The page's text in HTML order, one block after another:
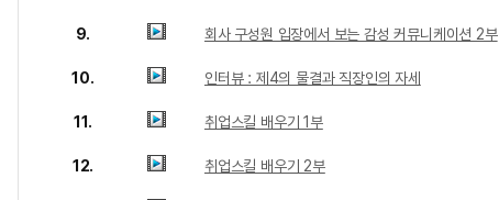
9. 회사 구성원 입장에서 보는 감성 커뮤니케이션 2부
10. 인터뷰 : 제4의 물결과 직장인의 자세
11. 취업스킬 배우기 1부
12. 취업스킬 배우기 2부